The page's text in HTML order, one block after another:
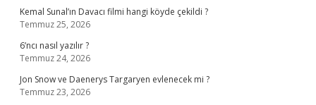
Kemal Sunal’ın Davacı filmi hangi köyde çekildi ?
Temmuz 25, 2026
6’ncı nasıl yazılır ?
Temmuz 24, 2026
Jon Snow ve Daenerys Targaryen evlenecek mi ?
Temmuz 23, 2026